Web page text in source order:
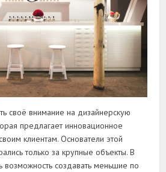
своё внимание на дизайнерскую
предлагает инновационное
клиентам. Основатели этой
только за крупные объекты. В
возможность создавать меньшие по